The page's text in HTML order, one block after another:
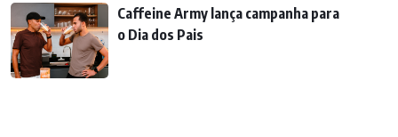
Caffeine Army lança campanha para
o Dia dos Pais